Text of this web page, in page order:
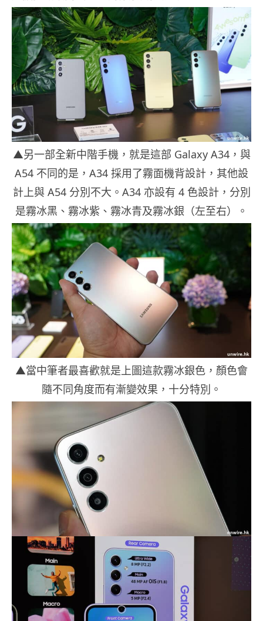
▲另一部全新中階手機，就是這部 Galaxy A34，與
A54 不同的是，A34 採用了霧面機背設計，其他設
計上與 A54 分別不大。A34 亦設有 4 色設計，分別
是霧冰黑、霧冰紫、霧冰青及霧冰銀（左至右）。
▲當中筆者最喜歡就是上圖這款霧冰銀色，顏色會
隨不同角度而有漸變效果，十分特別。